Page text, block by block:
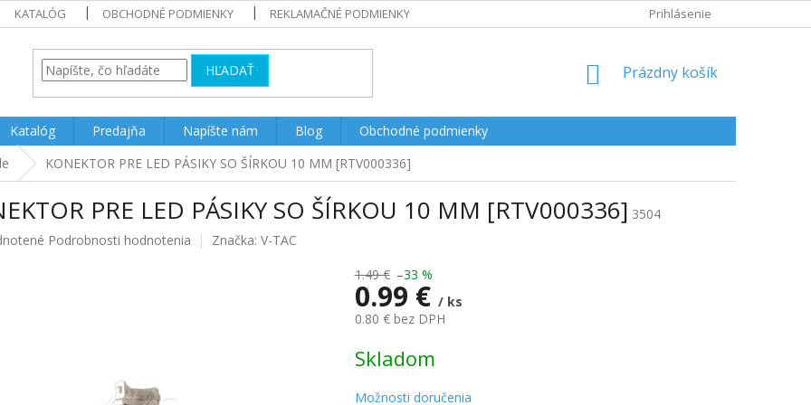
KATALÓG OBCHODNÉ PODMIENKY REKLAMAČNÉ PODMIENKY Prihlásenie
HĽADAŤ
NÁKUPNÝ
Prázdny košík
Katalóg Predajňa Napíšte nám Blog
Obchodné podmienky
KONEKTOR PRE LED PÁSIKY SO ŠÍRKOU 10 MM [RTV000336]
PRE LED PÁSIKY SO ŠÍRKOU 10 MM [RTV000336] 3504
Podrobnosti hodnotenia Značka: V-TAC
1.49 € –33 %
0.99 € / ks
0.80 € bez DPH
cena:
Skladom
Možnosti doručenia